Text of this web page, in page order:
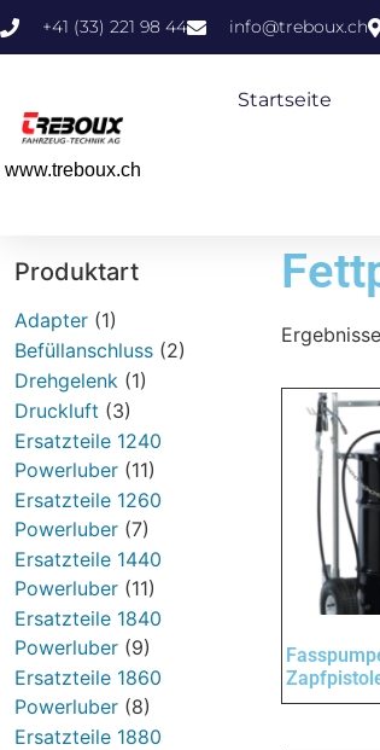
+41 (33) 221 98 44 info@treboux.ch
www.treboux.ch
Startseite
Produktart
Adapter (1)
Befüllanschluss (2)
Drehgelenk (1)
Druckluft (3)
Ersatzteile 1240
Powerluber (11)
Ersatzteile 1260
Powerluber (7)
Ersatzteile 1440
Powerluber (11)
Ersatzteile 1840
Powerluber (9)
Ersatzteile 1860
Powerluber (8)
Ersatzteile 1880